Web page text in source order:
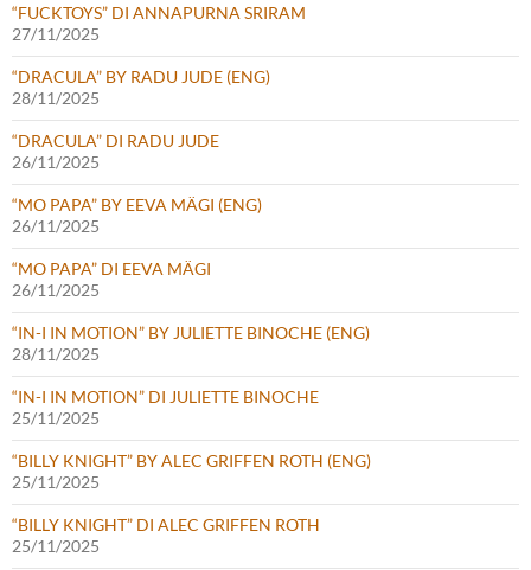
“FUCKTOYS” DI ANNAPURNA SRIRAM
27/11/2025
“DRACULA” BY RADU JUDE (ENG)
28/11/2025
“DRACULA” DI RADU JUDE
26/11/2025
“MO PAPA” BY EEVA MÄGI (ENG)
26/11/2025
“MO PAPA” DI EEVA MÄGI
26/11/2025
“IN-I IN MOTION” BY JULIETTE BINOCHE (ENG)
28/11/2025
“IN-I IN MOTION” DI JULIETTE BINOCHE
25/11/2025
“BILLY KNIGHT” BY ALEC GRIFFEN ROTH (ENG)
25/11/2025
“BILLY KNIGHT” DI ALEC GRIFFEN ROTH
25/11/2025